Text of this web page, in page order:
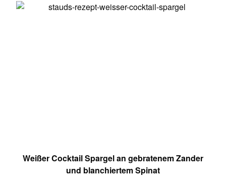
Weißer Cocktail Spargel an gebratenem Zander
und blanchiertem Spinat